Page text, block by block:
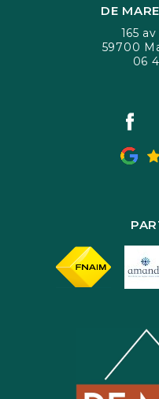
DE
165
59700
06